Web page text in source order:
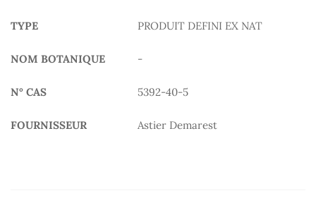
TYPE PRODUIT DEFINI EX NAT
NOM BOTANIQUE -
N° CAS 5392-40-5
FOURNISSEUR Astier Demarest